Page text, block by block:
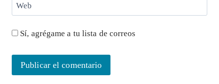
Web
Sí, agrégame a tu lista de correos